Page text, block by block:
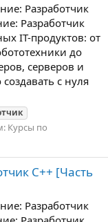
Разработчик
Разработчик
IT-продуктов: от
до
серверов и
с нуля
Курсы по
C++ [Часть
Разработчик